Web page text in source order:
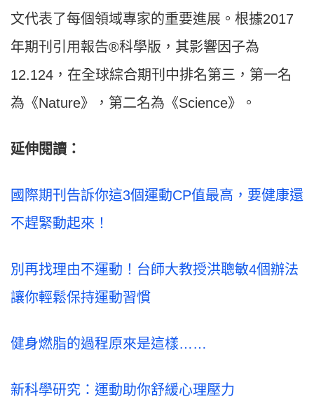
文代表了每個領域專家的重要進展。根據2017
年期刊引用報告®科學版，其影響因子為
12.124，在全球綜合期刊中排名第三，第一名
為《Nature》，第二名為《Science》。
延伸閱讀：
國際期刊告訴你這3個運動CP值最高，要健康還
不趕緊動起來！
別再找理由不運動！台師大教授洪聰敏4個辦法
讓你輕鬆保持運動習慣
健身燃脂的過程原來是這樣……
新科學研究：運動助你舒緩心理壓力